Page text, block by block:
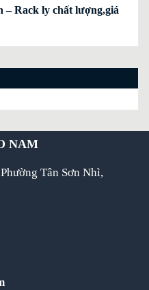
– Rack ly chất lượng,giá
NAM
Tân Sơn Nhì,